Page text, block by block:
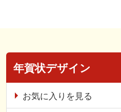
年賀状デザイン
お気に入りを見る